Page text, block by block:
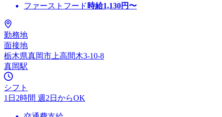
ファーストフード 時給1,130円〜
勤務地
面接地
栃木県真岡市上高間木3-10-8
真岡駅
シフト
1日2時間 週2日からOK